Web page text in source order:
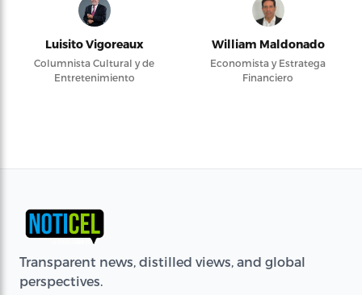
Luisito Vigoreaux
Columnista Cultural y de
Entretenimiento
William Maldonado
Economista y Estratega
Financiero
Transparent news, distilled views, and global
perspectives.